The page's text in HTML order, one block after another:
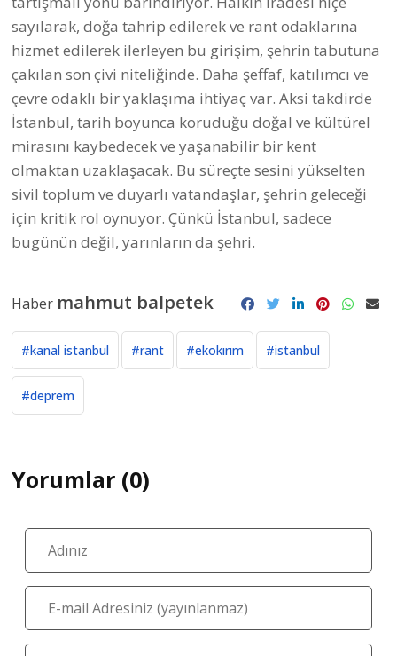
sayılarak, doğa tahrip edilerek ve rant odaklarına
hizmet edilerek ilerleyen bu girişim, şehrin tabutuna
çakılan son çivi niteliğinde. Daha şeffaf, katılımcı ve
çevre odaklı bir yaklaşıma ihtiyaç var. Aksi takdirde
İstanbul, tarih boyunca koruduğu doğal ve kültürel
mirasını kaybedecek ve yaşanabilir bir kent
olmaktan uzaklaşacak. Bu süreçte sesini yükselten
sivil toplum ve duyarlı vatandaşlar, şehrin geleceği
için kritik rol oynuyor. Çünkü İstanbul, sadece
bugünün değil, yarınların da şehri.
Haber mahmut balpetek
#kanal istanbul #rant #ekokırım #istanbul
#deprem
Yorumlar (0)